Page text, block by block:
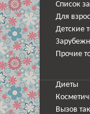
Список
Для
Детские
Прочие
Диеты
Вызов